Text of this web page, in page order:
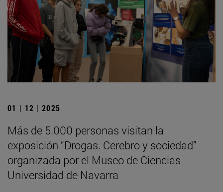
01 | 12 | 2025
Más de 5.000 personas visitan la
exposición “Drogas. Cerebro y sociedad”
organizada por el Museo de Ciencias
Universidad de Navarra